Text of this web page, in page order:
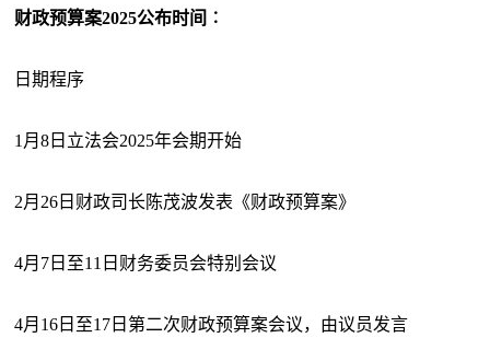
财政预算案2025公布时间︰
日期程序
1月8日 立法会2025年会期开始
2月26日 财政司长陈茂波发表《财政预算案》
4月7日至11日 财务委员会特别会议
4月16日至17日 第二次财政预算案会议，由议员发言